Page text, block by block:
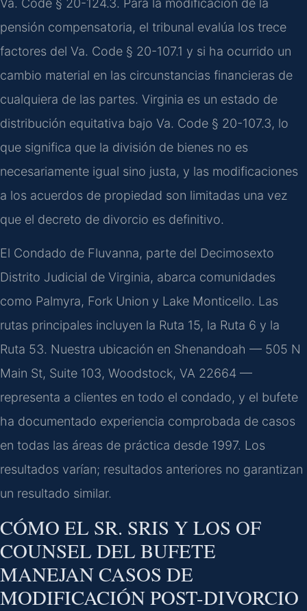
Va. Code § 20-124.3. Para la modificación de la
pensión compensatoria, el tribunal evalúa los trece
factores del Va. Code § 20-107.1 y si ha ocurrido un
cambio material en las circunstancias financieras de
cualquiera de las partes. Virginia es un estado de
distribución equitativa bajo Va. Code § 20-107.3, lo
que significa que la división de bienes no es
necesariamente igual sino justa, y las modificaciones
a los acuerdos de propiedad son limitadas una vez
que el decreto de divorcio es definitivo.
El Condado de Fluvanna, parte del Decimosexto
Distrito Judicial de Virginia, abarca comunidades
como Palmyra, Fork Union y Lake Monticello. Las
rutas principales incluyen la Ruta 15, la Ruta 6 y la
Ruta 53. Nuestra ubicación en Shenandoah — 505 N
Main St, Suite 103, Woodstock, VA 22664 —
representa a clientes en todo el condado, y el bufete
ha documentado experiencia comprobada de casos
en todas las áreas de práctica desde 1997. Los
resultados varían; resultados anteriores no garantizan
un resultado similar.
CÓMO EL SR. SRIS Y LOS OF
COUNSEL DEL BUFETE
MANEJAN CASOS DE
MODIFICACIÓN POST-DIVORCIO